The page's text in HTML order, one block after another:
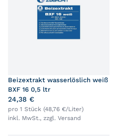
Beizextrakt wasserlöslich weiß
BXF 16 0,5 ltr
24,38 €
pro 1 Stück (48,76 €/Liter)
inkl. MwSt., zzgl. Versand